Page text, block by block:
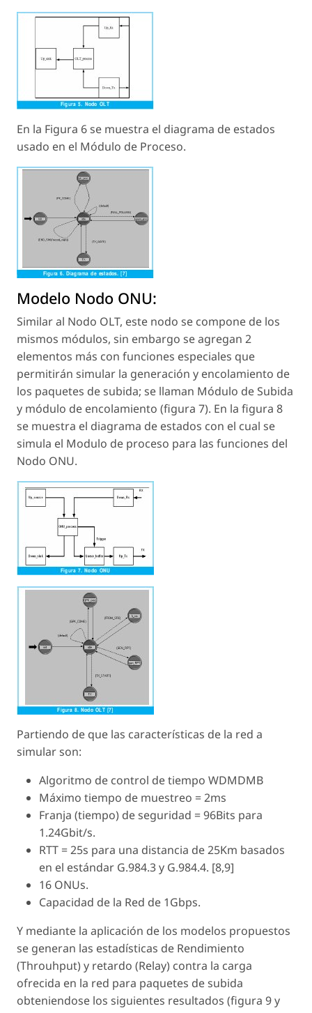
En la Figura 6 se muestra el diagrama de estados
usado en el Módulo de Proceso.
Modelo Nodo ONU:
Similar al Nodo OLT, este nodo se compone de los
mismos módulos, sin embargo se agregan 2
elementos más con funciones especiales que
permitirán simular la generación y encolamiento de
los paquetes de subida; se llaman Módulo de Subida
y módulo de encolamiento (figura 7). En la figura 8
se muestra el diagrama de estados con el cual se
simula el Modulo de proceso para las funciones del
Nodo ONU.
Partiendo de que las características de la red a
simular son:
Algoritmo de control de tiempo WDMDMB
Máximo tiempo de muestreo = 2ms
Franja (tiempo) de seguridad = 96Bits para
1.24Gbit/s.
RTT = 25s para una distancia de 25Km basados
en el estándar G.984.3 y G.984.4. [8,9]
16 ONUs.
Capacidad de la Red de 1Gbps.
Y mediante la aplicación de los modelos propuestos
se generan las estadísticas de Rendimiento
(Throuhput) y retardo (Relay) contra la carga
ofrecida en la red para paquetes de subida
obteniendose los siguientes resultados (figura 9 y